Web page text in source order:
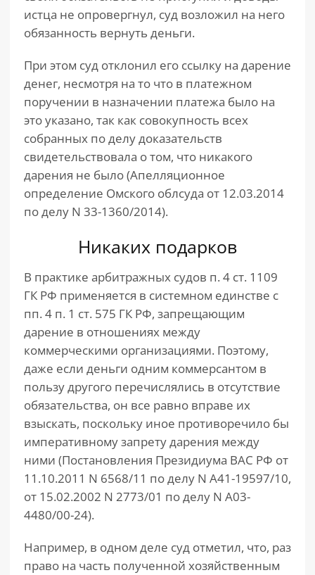
истца не опровергнул, суд возложил на него
обязанность вернуть деньги.
При этом суд отклонил его ссылку на дарение
денег, несмотря на то что в платежном
поручении в назначении платежа было на
это указано, так как совокупность всех
собранных по делу доказательств
свидетельствовала о том, что никакого
дарения не было (Апелляционное
определение Омского облсуда от 12.03.2014
по делу N 33-1360/2014).
Никаких подарков
В практике арбитражных судов п. 4 ст. 1109
ГК РФ применяется в системном единстве с
пп. 4 п. 1 ст. 575 ГК РФ, запрещающим
дарение в отношениях между
коммерческими организациями. Поэтому,
даже если деньги одним коммерсантом в
пользу другого перечислялись в отсутствие
обязательства, он все равно вправе их
взыскать, поскольку иное противоречило бы
императивному запрету дарения между
ними (Постановления Президиума ВАС РФ от
11.10.2011 N 6568/11 по делу N А41-19597/10,
от 15.02.2002 N 2773/01 по делу N А03-
4480/00-24).
Например, в одном деле суд отметил, что, раз
право на часть полученной хозяйственным